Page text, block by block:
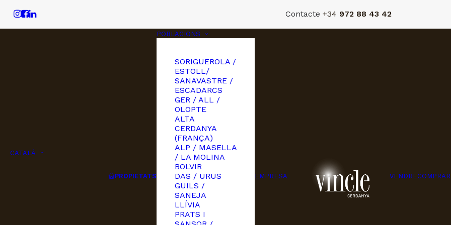
Contacte +34 972 88 43 42
CATALÀ
PROPIETATS
POBLACIONS
SORIGUEROLA /
ESTOLL/
SANAVASTRE /
ESCADARCS
GER / ALL /
OLOPTE
ALTA
CERDANYA
(FRANÇA)
ALP / MASELLA
/ LA MOLINA
BOLVIR
DAS / URUS
GUILS /
SANEJA
LLÍVIA
PRATS I
EMPRESA VENDRECOMPRAR